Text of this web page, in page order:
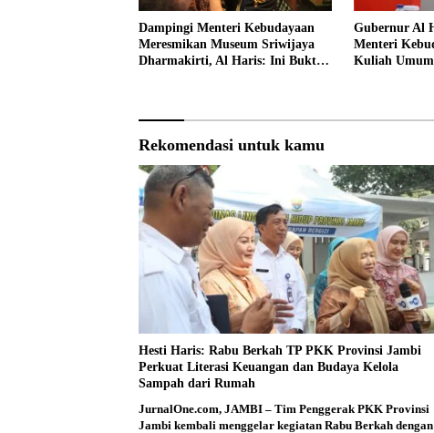
Dampingi Menteri Kebudayaan
Meresmikan Museum Sriwijaya
Dharmakirti, Al Haris: Ini Bukti
Gubernur Al
Menteri
Kuliah
Rekomendasi untuk kamu
Hesti Haris: Rabu Berkah TP PKK Provinsi Jambi
Perkuat Literasi Keuangan dan Budaya Kelola
Sampah dari Rumah
JurnalOne.com, JAMBI – Tim Penggerak PKK Provinsi
Jambi kembali menggelar kegiatan Rabu Berkah dengan